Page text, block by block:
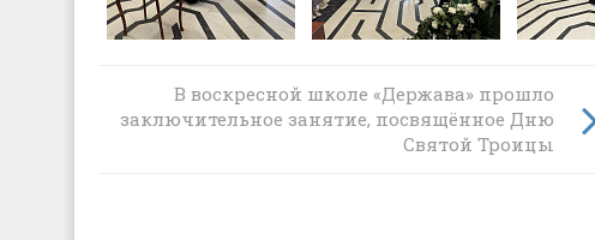
Миллерово в праздник Святой Троицы
наградили волонтеров православной
В воскресной школе «Держава» прошло
заключительное занятие, посвящённое Дню
Святой Троицы